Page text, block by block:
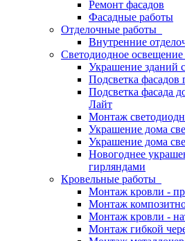
Ремонт фасадов
Фасадные работы
Отделочные работы
Внутренние
Светодиодное освещение
Украшение зданий
Подсветка
Подсветка фасада
Лайт
Монтаж
Украшение дома
Украшение дома
Новогоднее
гирляндами
Кровельные работы
Монтаж кровли -
Монтаж
Монтаж кровли -
Монтаж гибкой